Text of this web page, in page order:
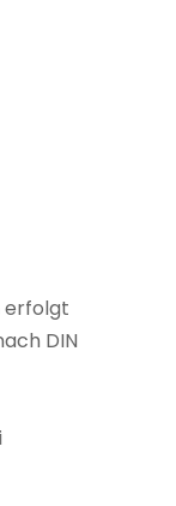
erfolgt
DIN